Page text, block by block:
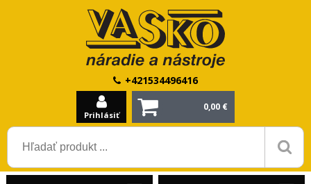
+421534496416
Prihlásiť
0,00 €